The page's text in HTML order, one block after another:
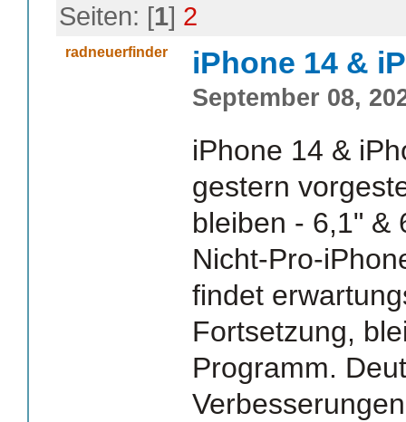
Seiten: [1] 2
radneuerfinder iPhone 14 &
September 08,
iPhone 14 &
gestern
bleiben - 6,1" &
Nicht-Pro-
findet
Fortsetzung,
Programm.